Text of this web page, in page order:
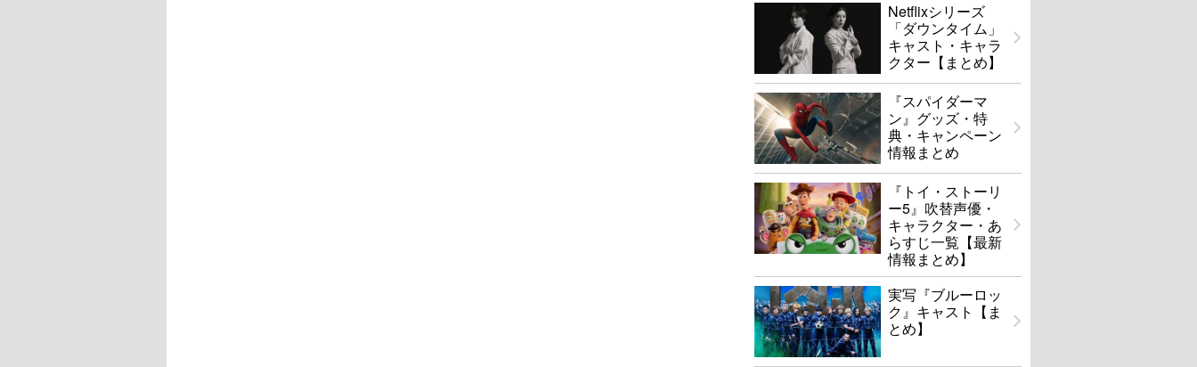
Netflixシリーズ
「ダウンタイム」
キャスト・キャラ
クター【まとめ】
『スパイダーマ
ン』グッズ・特
典・キャンペーン
情報まとめ
『トイ・ストーリ
ー5』吹替声優・
キャラクター・あ
らすじ一覧【最新
情報まとめ】
実写『ブルーロッ
ク』キャスト【ま
とめ】